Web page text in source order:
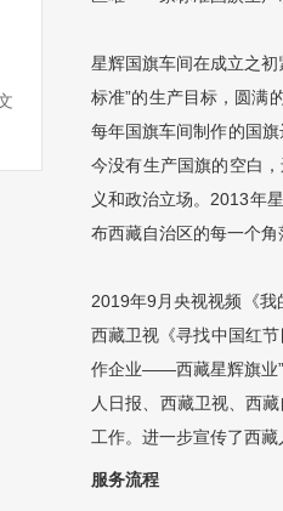
星辉国旗车间在成立之初
标准”的生产目标，圆满
每年国旗车间制作的国
今没有生产国旗的空白
义和政治立场。2013年
布西藏自治区的每一个
2019年9月央视视频《
西藏卫视《寻找中国红
作企业——西藏星辉旗业”
人日报、西藏卫视、西
工作。进一步宣传了西
服务流程